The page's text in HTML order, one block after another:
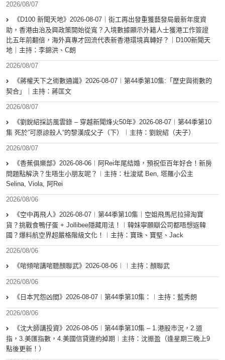
2026/08/07
《D100 新聞天地》2026-08-07｜街工再出發重獲藝發局最新年度資
助，香港由治及興政策開始從寬？入境數據顯示外籍人士獲港工作簽證
比五年前翻倍，海外真專才回流代表新香港環境真轉好？｜D100新聞天
地｜主持：李錦洪、C朗
2026/08/07
《蔣權天下之術數通識》2026-08-07︱第44季第10集:「歴史與術數的
契合」｜主持：蔣匡文
2026/08/07
《劉銳紹採訪風雲錄 – 穿越新聞烽火50年》2026-08-07︱第44季第10
集 死於”可原諒殺人“的黎漢成父子（下）︱主持：劉銳紹（夫子）
2026/08/07
《香蕉俱樂部》2026-08-06︱阿Rei年尾結婚，預祝佢百年好合！新房
問題點解決？生唔生小朋友呢？︱主持：杜浚斌 Ben, 塔羅小公主
Selina, Viola, 阿Rei
2026/08/06
《空中再飛人》2026-08-07︱第44季第10集｜空姐飛馬尼拉掃淘寶
貨？挑戰食鴨仔蛋 + Jollibee隱藏用法！︱韓妹寧願瞓公司都唔想返韓
國？爆料航空界超嚴格階級文化！︱主持：寶珠、寶堅、Jack
2026/08/06
《啱傾啱講啱聽顏聯武》2026-08-06︱︱主持：顏聯武
2026/08/06
《日本咒怨凶間》2026-08-07︱第44季第10集：︱主持：藍秀朗
2026/08/06
《沈大師講投資》2026-08-05︱第44季第10集 – 1.港股市況，2.道
指，3.美匯指數，4.美國信貸違約掉期︱主持：沈振盈（逢星期三晚上9
點後更新！）